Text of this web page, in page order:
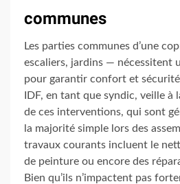
communes
Les parties communes d’une
escaliers, jardins — nécessitent
pour garantir confort et
IDF, en tant que syndic, veille
de ces interventions, qui sont
la majorité simple lors des
travaux courants incluent le
de peinture ou encore des
Bien qu’ils n’impactent pas